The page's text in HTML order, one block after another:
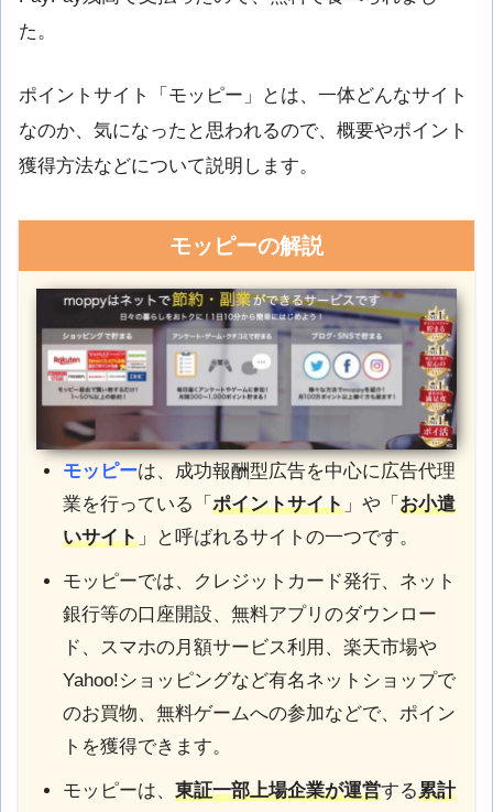
た。
ポイントサイト「モッピー」とは、一体どんなサイト
なのか、気になったと思われるので、概要やポイント
獲得方法などについて説明します。
モッピーの解説
モッピーは、成功報酬型広告を中心に広告代理
業を行っている「 ポイントサイト」や「 お小遣
いサイト」と呼ばれるサイトの一つです。
モッピーでは、クレジットカード発行、ネット
銀行等の口座開設、無料アプリのダウンロー
ド、スマホの月額サービス利用、楽天市場や
Yahoo!ショッピングなど有名ネットショップで
のお買物、無料ゲームへの参加などで、ポイン
トを獲得できます。
モッピーは、 東証一部上場企業が運営する累計